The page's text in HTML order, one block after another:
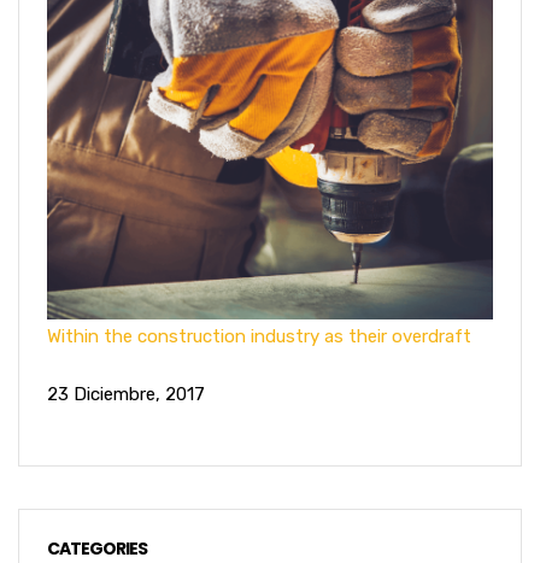
Within the construction industry as their overdraft
23 Diciembre, 2017
CATEGORIES